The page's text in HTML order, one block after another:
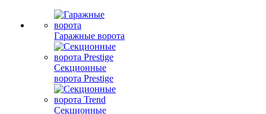
Гаражные ворота
Секционные
ворота Prestige
Секционные